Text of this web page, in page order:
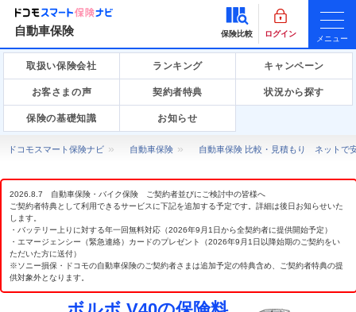
自動車保険 保険比較 ログイン
メニュー
取扱い保険会社 ランキング キャンペーン
お客さまの声 契約者特典 状況から探す
保険の基礎知識 お知らせ
ドコモスマート保険ナビ 自動車保険 自動車保険 比較・見積もり ネットで
2026.8.7 自動車保険・バイク保険 ご契約者並びにご検討中の皆様へ
ご契約者特典として利用できるサービスに下記を追加する予定です。詳細は後日お知らせいた
します。
・バッテリー上りに対する年一回無料対応（2026年9月1日から全契約者に提供開始予定）
・エマージェンシー（緊急連絡）カードのプレゼント（2026年9月1日以降始期のご契約をい
ただいた方に送付）
※ソニー損保・ドコモの自動車保険のご契約者さまは追加予定の特典含め、ご契約者特典の提
供対象外となります。